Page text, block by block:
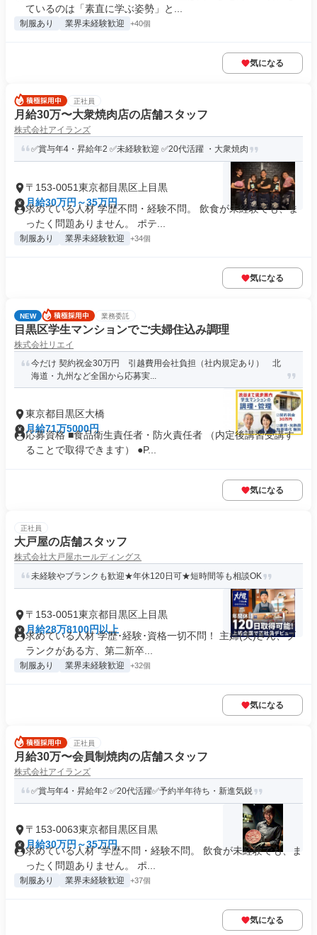
ているのは「素直に学ぶ姿勢」と...
制服あり 業界未経験歓迎 +40個
気になる
正社員
月給30万〜大衆焼肉店の店舗スタッフ
株式会社アイランズ
✅賞与年4・昇給年2 ✅未経験歓迎 ✅20代活躍 ・大衆焼肉
〒153-0051東京都目黒区上目黒
月給30万円～35万円
求めている人材 学歴不問・経験不問。 飲食が未経験でも、ま
ったく問題ありません。 ポテ...
制服あり 業界未経験歓迎 +34個
気になる
NEW 業務委託
目黒区学生マンションでご夫婦住込み調理
株式会社リエイ
今だけ 契約祝金30万円 引越費用会社負担（社内規定あり） 北
海道・九州など全国から応募実...
東京都目黒区大橋
月給71万5000円
応募資格 ■食品衛生責任者・防火責任者 （内定後講習受講す
ることで取得できます） ●P...
気になる
正社員
大戸屋の店舗スタッフ
株式会社大戸屋ホールディングス
未経験やブランクも歓迎★年休120日可★短時間等も相談OK
〒153-0051東京都目黒区上目黒
月給28万8100円以上
求めている人材 学歴･経験･資格一切不問！ 主婦(夫)さん、ブ
ランクがある方、第二新卒...
制服あり 業界未経験歓迎 +32個
気になる
正社員
月給30万〜会員制焼肉の店舗スタッフ
株式会社アイランズ
✅賞与年4・昇給年2 ✅20代活躍✅予約半年待ち・新進気鋭
〒153-0063東京都目黒区目黒
月給30万円～35万円
求めている人材 "学歴不問・経験不問。 飲食が未経験でも、ま
ったく問題ありません。 ポ...
制服あり 業界未経験歓迎 +37個
気になる